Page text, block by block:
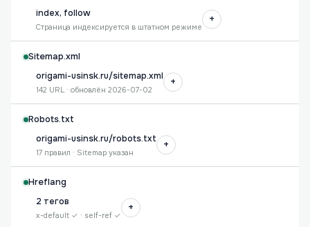
index, follow
Страница индексируется в штатном режиме
+
Sitemap.xml
origami-usinsk.ru/sitemap.xml
142 URL · обновлён 2026-07-02
+
Robots.txt
origami-usinsk.ru/robots.txt
17 правил · Sitemap указан
+
Hreflang
2 тегов
x-default ✓ · self-ref ✓
+